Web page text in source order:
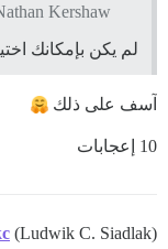
Kershaw:
لم يكن بإمكانك
آسف على ذلك
10 إعجابات
(Ludwik C. Siadlak)